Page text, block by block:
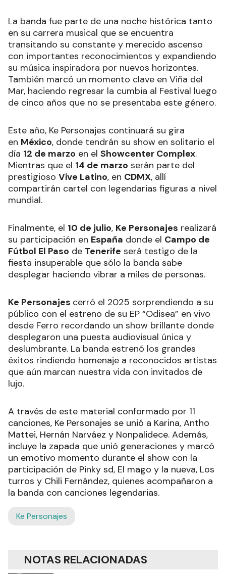
La banda fue parte de una noche histórica tanto
en su carrera musical que se encuentra
transitando su constante y merecido ascenso
con importantes reconocimientos y expandiendo
su música inspiradora por nuevos horizontes.
También marcó un momento clave en Viña del
Mar, haciendo regresar la cumbia al Festival luego
de cinco años que no se presentaba este género.
Este año, Ke Personajes continuará su gira
en México, donde tendrán su show en solitario el
día 12 de marzo en el Showcenter Complex.
Mientras que el 14 de marzo serán parte del
prestigioso Vive Latino, en CDMX, allí
compartirán cartel con legendarias figuras a nivel
mundial.
Finalmente, el 10 de julio, Ke Personajes realizará
su participación en España donde el Campo de
Fútbol El Paso de Tenerife será testigo de la
fiesta insuperable que sólo la banda sabe
desplegar haciendo vibrar a miles de personas.
Ke Personajes cerró el 2025 sorprendiendo a su
público con el estreno de su EP “Odisea” en vivo
desde Ferro recordando un show brillante donde
desplegaron una puesta audiovisual única y
deslumbrante. La banda estrenó los grandes
éxitos rindiendo homenaje a reconocidos artistas
que aún marcan nuestra vida con invitados de
lujo.
A través de este material conformado por 11
canciones, Ke Personajes se unió a Karina, Antho
Mattei, Hernán Narváez y Nonpalidece. Además,
incluye la zapada que unió generaciones y marcó
un emotivo momento durante el show con la
participación de Pinky sd, El mago y la nueva, Los
turros y Chili Fernández, quienes acompañaron a
la banda con canciones legendarias.
Ke Personajes
NOTAS RELACIONADAS